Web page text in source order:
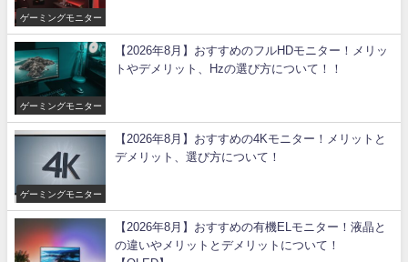
ゲーミングモニター
ゲーミングモニター
【2026年8月】おすすめのフルHDモニター！メリッ
トやデメリット、Hzの選び方について！！
ゲーミングモニター
【2026年8月】おすすめの4Kモニター！メリットと
デメリット、選び方について！
【2026年8月】おすすめの有機ELモニター！液晶と
の違いやメリットとデメリットについて！